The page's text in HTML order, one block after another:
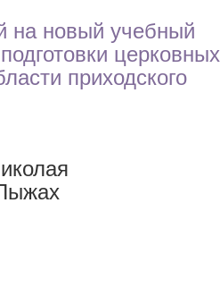
на новый учебный
церковных
приходского